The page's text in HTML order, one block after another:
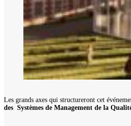
Les grands axes qui structureront cet
des Systèmes de Management de la